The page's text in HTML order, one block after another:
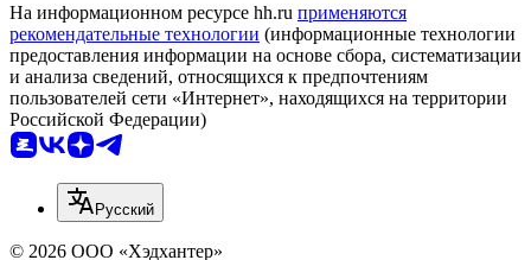
На информационном ресурсе hh.ru применяются
рекомендательные технологии (информационные технологии
предоставления информации на основе сбора, систематизации
и анализа сведений, относящихся к предпочтениям
пользователей сети «Интернет», находящихся на территории
Российской Федерации)
Русский
© 2026 ООО «Хэдхантер»